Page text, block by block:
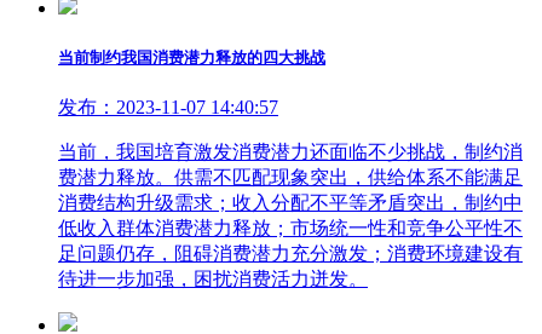
当前制约我国消费潜力释放的四大挑战
发布：2023-11-07 14:40:57
当前，我国培育激发消费潜力还面临不少挑战，制约消
费潜力释放。供需不匹配现象突出，供给体系不能满足
消费结构升级需求；收入分配不平等矛盾突出，制约中
低收入群体消费潜力释放；市场统一性和竞争公平性不
足问题仍存，阻碍消费潜力充分激发；消费环境建设有
待进一步加强，困扰消费活力迸发。